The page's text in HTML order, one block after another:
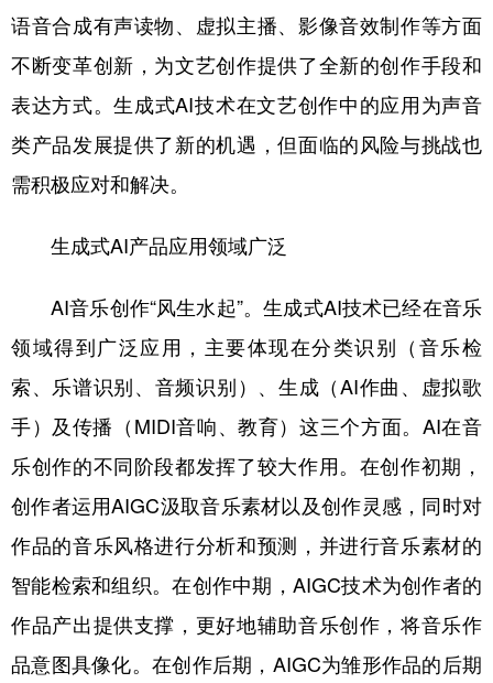
法律 中央文件 金融 汽车
食品 人居 信息化 数字经济
学术中国 乡村振兴 银龄 溯源中国
城市 旅游
彩票 娱乐
地方频道
北京 天津 河北 山西
辽宁 吉林 上海 江苏
浙江 安徽 福建 江西
山东 河南 湖南
语音合成有声读物、虚拟主播、影像音效制作等方面
不断变革创新，为文艺创作提供了全新的创作手段和
表达方式。生成式AI技术在文艺创作中的应用为声音
类产品发展提供了新的机遇，但面临的风险与挑战也
需积极应对和解决。
生成式AI产品应用领域广泛
AI音乐创作“风生水起”。生成式AI技术已经在音乐
领域得到广泛应用，主要体现在分类识别（音乐检
索、乐谱识别、音频识别）、生成（AI作曲、虚拟歌
手）及传播（MIDI音响、教育）这三个方面。AI在音
乐创作的不同阶段都发挥了较大作用。在创作初期，
创作者运用AIGC汲取音乐素材以及创作灵感，同时对
作品的音乐风格进行分析和预测，并进行音乐素材的
智能检索和组织。在创作中期，AIGC技术为创作者的
作品产出提供支撑，更好地辅助音乐创作，将音乐作
品意图具像化。在创作后期，AIGC为雏形作品的后期